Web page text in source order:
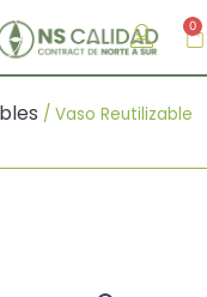
0
/ Vaso Reutilizable